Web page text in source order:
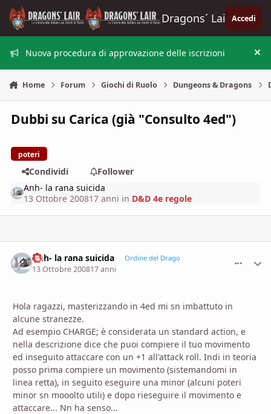
Vai al contenuto
Dragons´ Lair Accedi
Nuova procedura di approvazione delle iscrizioni
Home Forum Giochi di Ruolo Dungeons & Dragons
Dubbi su Carica (già "Consulto 4ed")
poteri
Condividi
Follower
Anh- la rana suicida
13 Ottobre 200817 anni in D&D 4e regole
Anh- la rana suicida Ordine del Drago
13 Ottobre 200817 anni
Hola ragazzi, masterizzando in 4ed mi sn imbattuto in
alcune stranezze.
Ad esempio CHARGE; è considerata un standard action, e
nella descrizione dice che puoi compiere il tuo movimento
ed inseguito attaccare con un +1 all'attack roll. Indi in teoria
posso prima compiere un movimento (sistemandomi in
linea retta), in seguito eseguire una minor (alcuni poteri
minor sn mooolto utili) e dopo rieseguire il movimento e
attaccare... Nn ha senso...